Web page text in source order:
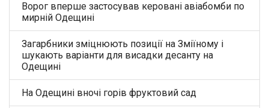
Ворог вперше застосував керовані авіабомби по
мирній Одещині
Загарбники зміцнюють позиції на Зміїному і
шукають варіанти для висадки десанту на
Одещині
На Одещині вночі горів фруктовий сад